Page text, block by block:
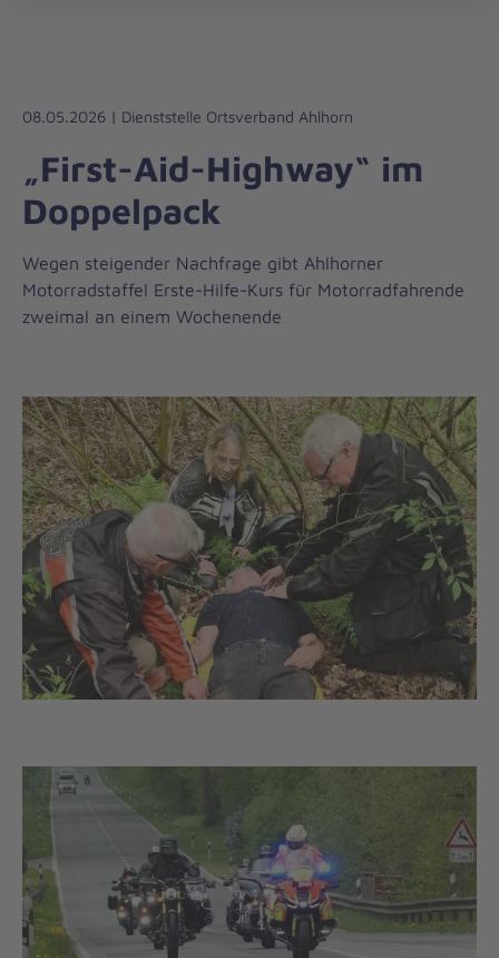
Liebe
Leben
08.05.2026 | Dienststelle Ortsverband Ahlhorn
„First-Aid-Highway“ im
Doppelpack
Wegen steigender Nachfrage gibt Ahlhorner
Motorradstaffel Erste-Hilfe-Kurs für Motorradfahrende
zweimal an einem Wochenende